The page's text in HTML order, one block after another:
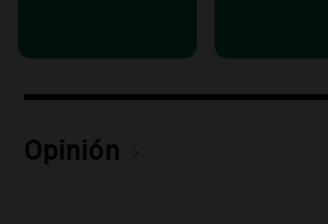
Audio.Suspenden
alrededores por
Panorama Federal
Opinión